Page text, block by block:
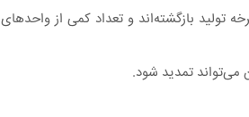
تولید بازگشته‌اند و تعداد کمی از
تمدید شود.